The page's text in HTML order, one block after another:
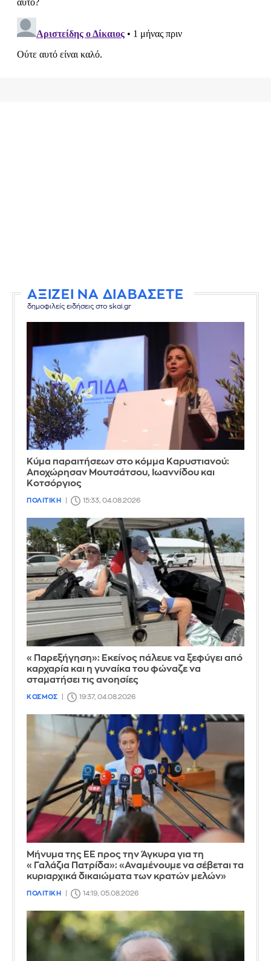
ΑΞΙΖΕΙ ΝΑ ΔΙΑΒΑΣΕΤΕ
δημοφιλείς ειδήσεις στο skai.gr
Κύμα παραιτήσεων στο κόμμα Καρυστιανού:
Αποχώρησαν Μουτσάτσου, Ιωαννίδου και
Κοτσόργιος
ΠΟΛΙΤΙΚΗ 15:33, 04.08.2026
«Παρεξήγηση»: Εκείνος πάλευε να ξεφύγει από
καρχαρία και η γυναίκα του φώναζε να
σταματήσει τις ανοησίες
ΚΟΣΜΟΣ 19:37, 04.08.2026
Μήνυμα της ΕΕ προς την Άγκυρα για τη
«Γαλάζια Πατρίδα»: «Αναμένουμε να σέβεται τα
κυριαρχικά δικαιώματα των κρατών μελών»
ΠΟΛΙΤΙΚΗ 14:19, 05.08.2026